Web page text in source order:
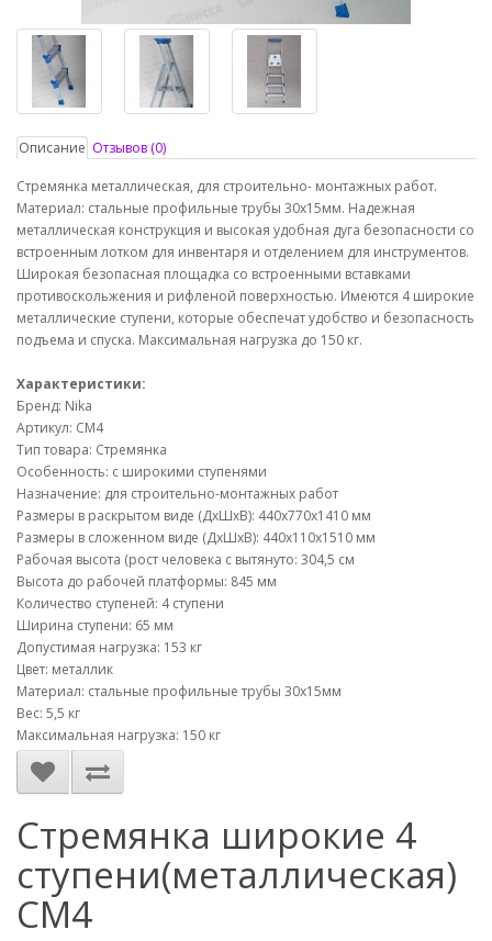
Описание Отзывов (0)
Стремянка металлическая, для строительно- монтажных работ.
Материал: стальные профильные трубы 30х15мм. Надежная
металлическая конструкция и высокая удобная дуга безопасности со
встроенным лотком для инвентаря и отделением для инструментов.
Широкая безопасная площадка со встроенными вставками
противоскольжения и рифленой поверхностью. Имеются 4 широкие
металлические ступени, которые обеспечат удобство и безопасность
подъема и спуска. Максимальная нагрузка до 150 кг.
Характеристики:
Бренд: Nika
Артикул: СМ4
Тип товара: Стремянка
Особенность: с широкими ступенями
Назначение: для строительно-монтажных работ
Размеры в раскрытом виде (ДхШхВ): 440х770х1410 мм
Размеры в сложенном виде (ДхШхВ): 440х110х1510 мм
Рабочая высота (рост человека с вытянуто: 304,5 см
Высота до рабочей платформы: 845 мм
Количество ступеней: 4 ступени
Ширина ступени: 65 мм
Допустимая нагрузка: 153 кг
Цвет: металлик
Материал: стальные профильные трубы 30х15мм
Вес: 5,5 кг
Максимальная нагрузка: 150 кг
Стремянка широкие 4
ступени(металлическая)
СМ4